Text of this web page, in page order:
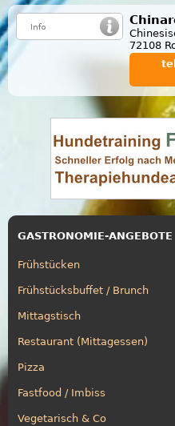
72108
GASTRONOMIE-ANGEBOTE
Frühstücken
Frühstücksbuffet / Brunch
Mittagstisch
Restaurant (Mittagessen)
Pizza
Fastfood / Imbiss
Vegetarisch & Co